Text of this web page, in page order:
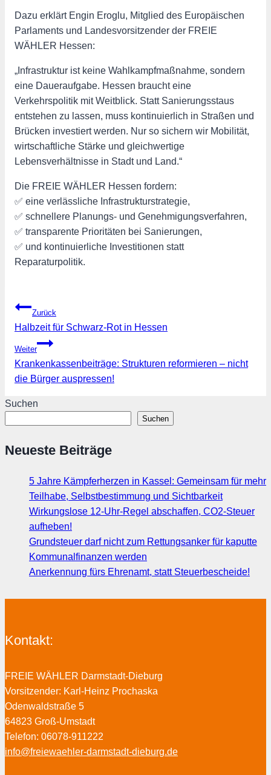
Dazu erklärt Engin Eroglu, Mitglied des Europäischen
Parlaments und Landesvorsitzender der FREIE
WÄHLER Hessen:
„Infrastruktur ist keine Wahlkampfmaßnahme, sondern
eine Daueraufgabe. Hessen braucht eine
Verkehrspolitik mit Weitblick. Statt Sanierungsstaus
entstehen zu lassen, muss kontinuierlich in Straßen und
Brücken investiert werden. Nur so sichern wir Mobilität,
wirtschaftliche Stärke und gleichwertige
Lebensverhältnisse in Stadt und Land.“
Die FREIE WÄHLER Hessen fordern:
✅ eine verlässliche Infrastrukturstrategie,
✅ schnellere Planungs- und Genehmigungsverfahren,
✅ transparente Prioritäten bei Sanierungen,
✅ und kontinuierliche Investitionen statt
Reparaturpolitik.
Beitragsnavigation
Zurück
Halbzeit für Schwarz-Rot in Hessen
Weiter
Krankenkassenbeiträge: Strukturen reformieren – nicht
die Bürger auspressen!
Suchen
Suchen
Neueste Beiträge
5 Jahre Kämpferherzen in Kassel: Gemeinsam für mehr
Teilhabe, Selbstbestimmung und Sichtbarkeit
Wirkungslose 12-Uhr-Regel abschaffen, CO2-Steuer
aufheben!
Grundsteuer darf nicht zum Rettungsanker für kaputte
Kommunalfinanzen werden
Anerkennung fürs Ehrenamt, statt Steuerbescheide!
Kontakt:
FREIE WÄHLER Darmstadt-Dieburg
Vorsitzender: Karl-Heinz Prochaska
Odenwaldstraße 5
64823 Groß-Umstadt
Telefon: 06078-911222
info@freiewaehler-darmstadt-dieburg.de